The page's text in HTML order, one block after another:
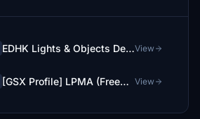
EDHK Lights & Objects Developers Pack (Asset-Pack)View
[GSX Profile] LPMA (Freeware, by Chak991) View